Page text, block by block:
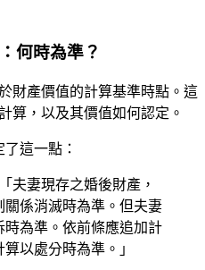
何時為準？
財產價值的計算基準時點。這
算，以及其價值如何認定。
這一點：
夫妻現存之婚後財產，
係消滅時為準。但夫妻
時為準。依前條應追加計
以處分時為準。」